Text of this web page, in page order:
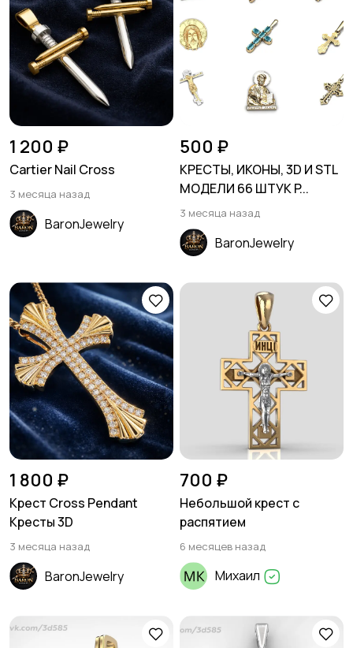
1 200 ₽
Cartier Nail Cross
3 месяца назад
BaronJewelry
500 ₽
КРЕСТЫ, ИКОНЫ, 3D И STL
МОДЕЛИ 66 ШТУК P...
3 месяца назад
BaronJewelry
1 800 ₽
Крест Cross Pendant
Кресты 3D
3 месяца назад
BaronJewelry
700 ₽
Небольшой крест с
распятием
6 месяцев назад
Михаил